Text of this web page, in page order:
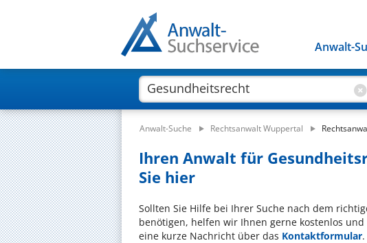
Anwalt-
Anwalt-Suche Rechtsanwalt Wuppertal
Ihren Anwalt für
Sie hier
Sollten Sie Hilfe bei Ihrer Suche nach dem
benötigen, helfen wir Ihnen gerne kostenlos
eine kurze Nachricht über das Kontaktformular.